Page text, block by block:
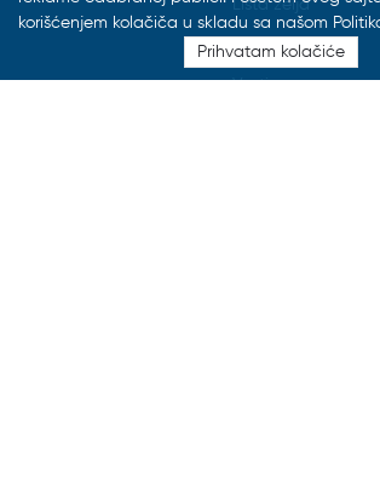
Lista želja
Katalozi
Vesti
korišćenjem kolačiča u skladu sa našom
Prihvatam kolačiće